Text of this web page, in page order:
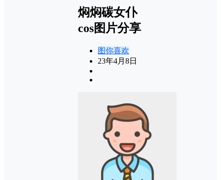
焖焖碳女仆
cos图片分享
图你喜欢
23年4月8日